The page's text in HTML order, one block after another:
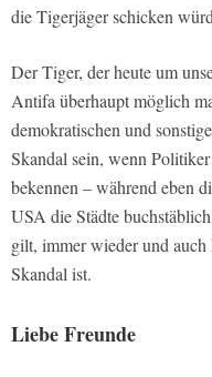
die Tigerjäger schicken
Der Tiger, der heute um
Antifa überhaupt möglich
demokratischen und
Skandal sein, wenn
bekennen – während eben
USA die Städte
gilt, immer wieder und auch
Skandal ist.
Liebe Freunde